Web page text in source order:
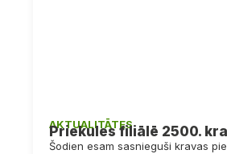
AKTUALITĀTES
Priekules filiālē 2500.
Šodien esam sasnieguši kravas